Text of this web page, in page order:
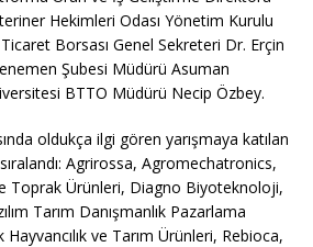
Hekimleri Odası Yönetim Kurulu
Borsası Genel Sekreteri Dr. Erçin
Şubesi Müdürü Asuman
BTTO Müdürü Necip Özbey.
oldukça ilgi gören yarışmaya katılan
Agrirossa, Agromechatronics,
Toprak Ürünleri, Diagno Biyoteknoloji,
Tarım Danışmanlık Pazarlama
ve Tarım Ürünleri, Rebioca,